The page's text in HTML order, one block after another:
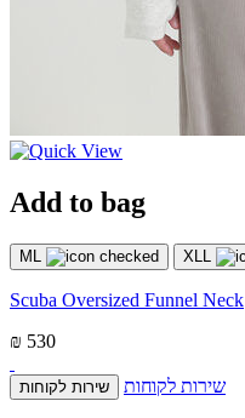
Add to bag
ML XLL
Scuba Oversized Funnel Neck
₪ 530
שירות לקוחות שירות לקוחות